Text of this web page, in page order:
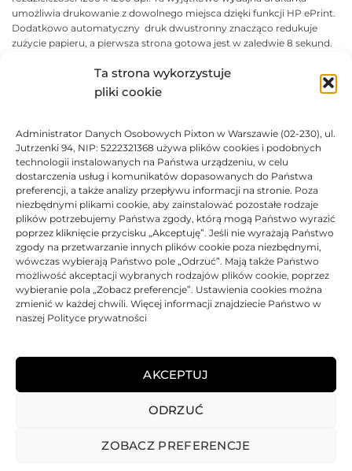
Ta strona wykorzystuje
pliki cookie
Administrator Danych Osobowych Pixton w Warszawie (02-230), ul.
Jutrzenki 94, NIP: 5222321368 używa plików cookies i podobnych
technologii instalowanych na Państwa urządzeniu, w celu
dostarczenia usług i komunikatów dopasowanych do Państwa
preferencji, a także analizy przepływu informacji na stronie. Poza
niezbędnymi plikami cookie, aby zainstalować pozostałe rodzaje
plików potrzebujemy Państwa zgody, którą mogą Państwo wyrazić
poprzez kliknięcie przycisku „Akceptuję”. Jeśli nie wyrażają Państwo
zgody na przetwarzanie innych plików cookie poza niezbędnymi,
wówczas wybierają Państwo pole „Odrzuć”. Mają także Państwo
możliwość akceptacji wybranych rodzajów plików cookie, poprzez
wybieranie pola „Zobacz preferencje”. Ustawienia cookies można
zmienić w każdej chwili. Więcej informacji znajdziecie Państwo w
naszej Polityce prywatności
AKCEPTUJ
ODRZUĆ
ZOBACZ PREFERENCJE
umożliwia drukowanie z dowolnego miejsca dzięki funkcji HP ePrint.
Dodatkowo automatyczny druk dwustronny znacząco redukuje
zużycie papieru, a pierwsza strona gotowa jest w zaledwie 8 sekund.
wyraźnych, profesjonalnych dokumentów przestaje być problemem.
HP LaserJet Pro 400 M425dn
pracy, aby dołożyć papieru. Kolorowy ekran o przekątnej 3,5 cala
zapewnia prostą i intuicyjną obsługę, a dzięki kompaktowym
wymiarom urządzenie bez problemu zmieści się na biurku.
Oba urządzenia są w pełni kompatybilne z wysokowydajnymi
tonerami dostępnymi w naszej ofercie, które znacznie obniżają koszty
eksploatacji.
Tonery laserowe do drukarek to najlepsze rozwiązanie dla każdego,
kto drukuje większe ilości i oczekuje niskich kosztów eksploatacji.
W naszym sklepie internetowym mamy różne marki i różne
rozwiązania technologiczne, a także różne wydajności.
Zapraszamy do zakupów w naszym sklepie.